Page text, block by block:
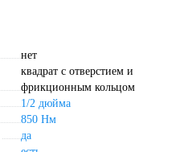
нет
квадрат с отверстием и
фрикционным кольцом
1/2 дюйма
850 Нм
да